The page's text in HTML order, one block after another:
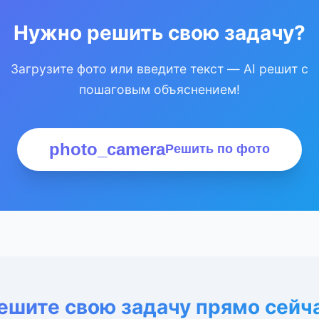
Нужно решить свою задачу?
Загрузите фото или введите текст — AI решит с
пошаговым объяснением!
photo_cameraРешить по фото
свою задачу прямо